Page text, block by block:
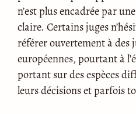
n’est plus encadrée par
claire. Certains juges
référer ouvertement à des
européennes, pourtant à
portant sur des espèces
leurs décisions et parfois